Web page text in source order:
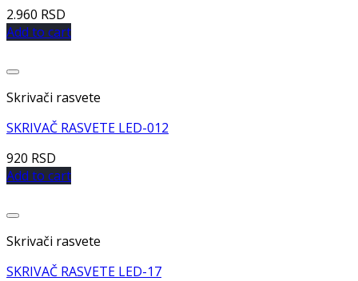
2.960 RSD
Add to cart
Skrivači rasvete
SKRIVAČ RASVETE LED-012
920 RSD
Add to cart
Skrivači rasvete
SKRIVAČ RASVETE LED-17